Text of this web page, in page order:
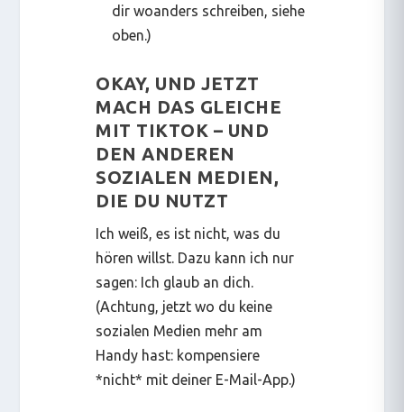
dir woanders schreiben, siehe
oben.)
OKAY, UND JETZT
MACH DAS GLEICHE
MIT TIKTOK – UND
DEN ANDEREN
SOZIALEN MEDIEN,
DIE DU NUTZT
Ich weiß, es ist nicht, was du
hören willst. Dazu kann ich nur
sagen: Ich glaub an dich.
(Achtung, jetzt wo du keine
sozialen Medien mehr am
Handy hast: kompensiere
*nicht* mit deiner E-Mail-App.)